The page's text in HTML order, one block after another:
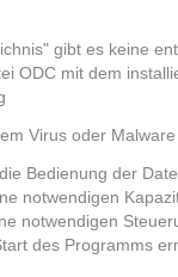
gibt es keine
ODC mit dem
Virus oder
Bedienung der
notwendigen
notwendigen
des Programms